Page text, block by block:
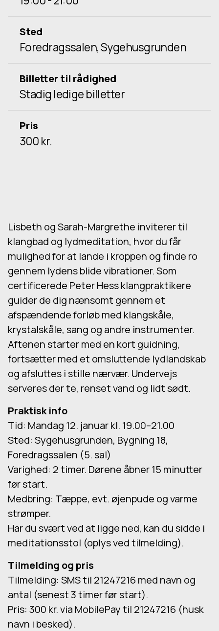
Sted
Foredragssalen, Sygehusgrunden
Billetter til rådighed
Stadig ledige billetter
Pris
300 kr.
Lisbeth og Sarah-Margrethe inviterer til
klangbad og lydmeditation, hvor du får
mulighed for at lande i kroppen og finde ro
gennem lydens blide vibrationer. Som
certificerede Peter Hess klangpraktikere
guider de dig nænsomt gennem et
afspændende forløb med klangskåle,
krystalskåle, sang og andre instrumenter.
Aftenen starter med en kort guidning,
fortsætter med et omsluttende lydlandskab
og afsluttes i stille nærvær. Undervejs
serveres der te, renset vand og lidt sødt.
Praktisk info
Tid: Mandag 12. januar kl. 19.00–21.00
Sted: Sygehusgrunden, Bygning 18,
Foredragssalen (5. sal)
Varighed: 2 timer. Dørene åbner 15 minutter
før start.
Medbring: Tæppe, evt. øjenpude og varme
strømper.
Har du svært ved at ligge ned, kan du sidde i
meditationsstol (oplys ved tilmelding).
Tilmelding og pris
Tilmelding: SMS til 21247216 med navn og
antal (senest 3 timer før start).
Pris: 300 kr. via MobilePay til 21247216 (husk
navn i besked).